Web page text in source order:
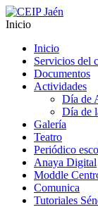
Inicio
Inicio
Servicios del
Documentos
Actividades
Día de
Día de
Galería
Teatro
Periódico
Anaya Digital
Moddle
Comunica
Tutoriales